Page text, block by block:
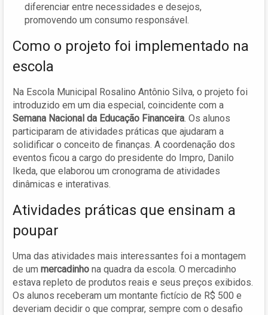
diferenciar entre necessidades e desejos,
promovendo um consumo responsável.
Como o projeto foi implementado na
escola
Na Escola Municipal Rosalino Antônio Silva, o projeto foi
introduzido em um dia especial, coincidente com a
Semana Nacional da Educação Financeira. Os alunos
participaram de atividades práticas que ajudaram a
solidificar o conceito de finanças. A coordenação dos
eventos ficou a cargo do presidente do Impro, Danilo
Ikeda, que elaborou um cronograma de atividades
dinâmicas e interativas.
Atividades práticas que ensinam a
poupar
Uma das atividades mais interessantes foi a montagem
de um mercadinho na quadra da escola. O mercadinho
estava repleto de produtos reais e seus preços exibidos.
Os alunos receberam um montante fictício de R$ 500 e
deveriam decidir o que comprar, sempre com o desafio